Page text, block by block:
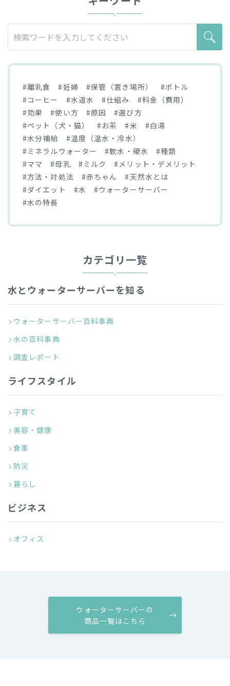
#離乳食 #妊婦 #保管（置き場所）
#ボトル
#コーヒー
#水道水 #仕組み
#料金（費用）
#効果
#使い方 #原因
#選び方
#ペット（犬・猫）
#お茶 #米
#白湯
#水分補給
#温度（温水・冷水）
#ミネラルウォーター
#軟水・硬水
#種類
#ママ
#母乳 #ミルク
#メリット・デメリット
#方法・対処法
#赤ちゃん
#天然水とは
#ダイエット
#水
#ウォーターサーバー
#水の特長
カテゴリ一覧
水とウォーターサーバーを知る
ウォーターサーバー百科事典
水の百科事典
調査レポート
ライフスタイル
子育て
美容・健康
食事
防災
暮らし
ビジネス
オフィス
ウォーターサーバーの
商品一覧はこちら